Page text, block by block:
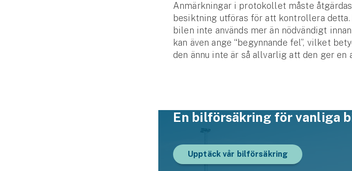
Anmärkningar i protokollet måste
besiktning utföras för att kontrollera
bilen inte används mer än nödvändigt
kan även ange “begynnande fel”, vilket
den ännu inte är så allvarlig att den ger en
En bil­försäkring för vanliga
Upptäck vår bilförsäkring